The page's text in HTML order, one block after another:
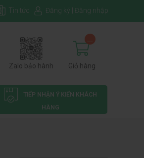
Tin tức Đăng ký Đăng nhập
Zalo bảo hành Giỏ hàng
TIẾP NHẬN Ý KIẾN KHÁCH
HÀNG